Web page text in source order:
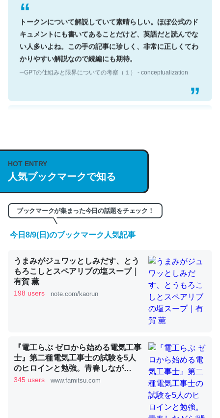
トークンについて解説していて素晴らしい。ほぼ公式のド
キュメントにも書いてあることだけど、英語だと読んでな
い人多いよね。この手の記事に珍しく、非常に正しくてわ
かりやすい解説なので続編にも期待。
https://isobe324649.hatenablog.com/entry/2023/03/27
/064121
─GPTの仕組みと限界についての考察（１） - conceptualization
くらい。小説でいう「ずっと前の伏線」は回収されないけ
ど、短期記憶というには多い分量。進化すればするほど分
かりやすく強くなりそう
─GPTの仕組みと限界についての考察（１） - conceptualization
昆虫ってカルシウム少ないのか。知らんかった。調べたら
コオロギのカルシウム分はエビの600分の1程度。
─ニュース :: 【研究発表】昆虫学の大問題＝「昆虫はなぜ海にいな
HOT ENTRY
人気ブックマークで知る
ブックマークが集まった今日の話題をチェック！
今日8/9(日)のブックマーク人気記事
うまみがジュワッとしみだす、とう
もろこしとスペアリブの塩スープ｜
有賀 薫
198 users note.com/kaorun
『電工らぶ ゼロから始める電気工事
士』第二種電気工事士の試験を5人
のヒロインと勉強。青春しなが
ら“過去問1000問”や“本番形式CBT
345 users www.famitsu.com